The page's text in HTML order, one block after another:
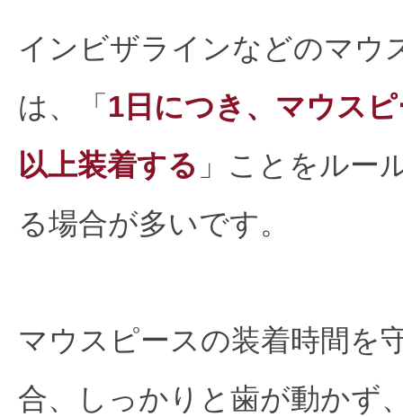
インビザラインなどのマウ
は、「 1日につき、マウス
以上装着する 」ことをルー
る場合が多いです。
マウスピースの装着時間を
合、しっかりと歯が動かず